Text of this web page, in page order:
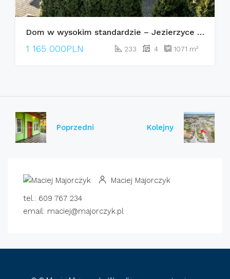
Dom w wysokim standardzie – Jezierzyce Kościelne
1 165 000PLN 233 4 1071 m²
Poprzedni Kolejny
Maciej Majorczyk
tel.: 609 767 234
email: maciej@majorczyk.pl